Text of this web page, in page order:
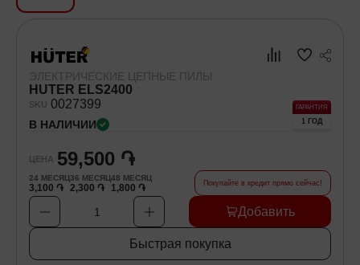
ЭЛЕКТРИЧЕСКИЕ ЦЕПНЫЕ ПИЛЫ
HUTER ELS2400
SKU 0027399
В НАЛИЧИИ
ГАРАНТИЯ
1 ГОД
ЦЕНА 59,500 ֏
24 МЕСЯЦ
3,100 ֏
36 МЕСЯЦ
2,300 ֏
48 МЕСЯЦ
1,800 ֏ Покупайте в кредит прямо сейчас!
1 Добавить
Быстрая покупка